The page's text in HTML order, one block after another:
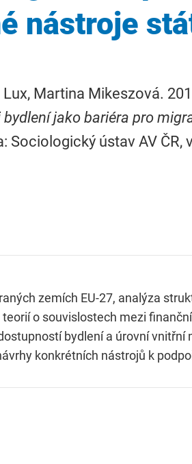
nástroje
Martina Mikeszová.
jako bariéra pro
Sociologický ústav AV ČR,
zemích EU-27, analýza
o souvislostech mezi
bydlení a úrovní vnitřní
konkrétních nástrojů k